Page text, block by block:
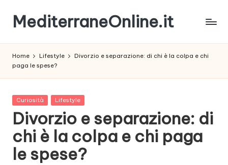
content
MediterraneOnline.it
aggiornato
nostre
News
Home Lifestyle
Divorzio e separazione: di chi è la colpa e chi
paga le spese?
Posted
Curiosità Lifestyle
Divorzio e separazione: di
chi è la colpa e chi paga
le spese?